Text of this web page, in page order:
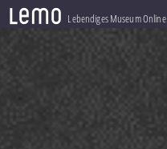
lemo Lebendiges Museum Online
ZEITSTRAHL
ZEITZEUGEN